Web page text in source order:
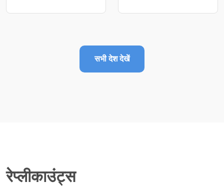
सभी देश देखें
रेप्लीकाउंट्स